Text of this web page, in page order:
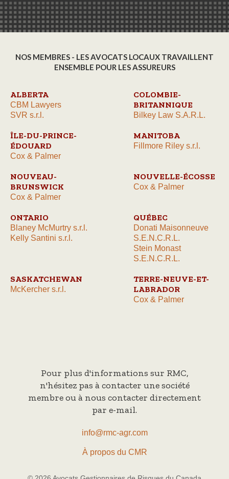
NOS MEMBRES - LES AVOCATS LOCAUX TRAVAILLENT
ENSEMBLE POUR LES ASSUREURS
ALBERTA
CBM Lawyers
SVR s.r.l.
COLOMBIE-
BRITANNIQUE
Bilkey Law S.A.R.L.
ÎLE-DU-PRINCE-
ÉDOUARD
Cox & Palmer
MANITOBA
Fillmore Riley s.r.l.
NOUVEAU-
BRUNSWICK
Cox & Palmer
NOUVELLE-ÉCOSSE
Cox & Palmer
ONTARIO
Blaney McMurtry s.r.l.
Kelly Santini s.r.l.
QUÉBEC
Donati Maisonneuve
S.E.N.C.R.L.
Stein Monast
S.E.N.C.R.L.
SASKATCHEWAN
McKercher s.r.l.
TERRE-NEUVE-ET-
LABRADOR
Cox & Palmer
Pour plus d'informations sur RMC,
n'hésitez pas à contacter une société
membre ou à nous contacter directement
par e-mail.
info@rmc-agr.com
À propos du CMR